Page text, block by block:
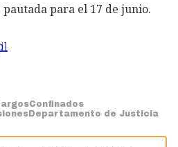
para el 17 de junio.
Confinados
Departamento de Justicia